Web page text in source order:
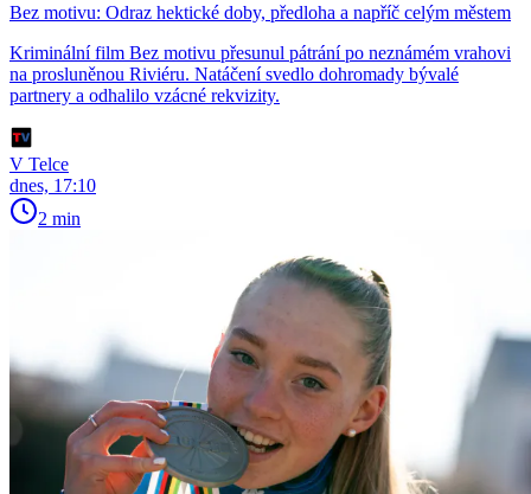
Bez motivu: Odraz hektické doby, předloha a napříč celým městem
Kriminální film Bez motivu přesunul pátrání po neznámém vrahovi
na prosluněnou Riviéru. Natáčení svedlo dohromady bývalé
partnery a odhalilo vzácné rekvizity.
V Telce
dnes, 17:10
2 min